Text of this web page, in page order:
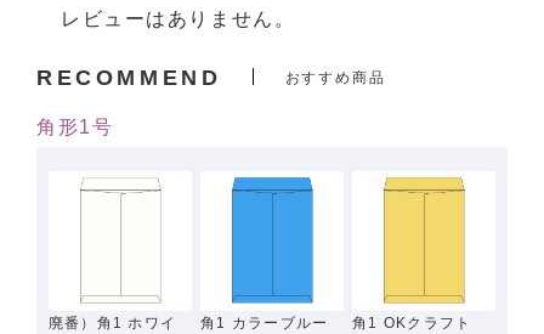
レビューはありません。
RECOMMEND おすすめ商品
角形1号
廃番）角1 ホワイ
角1 カラーブルー
角1 OKクラフト